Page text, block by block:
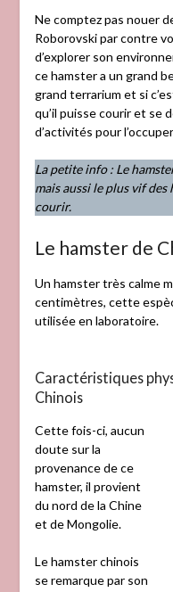
Ne comptez pas nouer
Roborovski par contre
d’explorer son
ce hamster a un grand
grand terrarium et si
qu’il puisse courir et se
d’activités pour
La petite info : Le
mais aussi le plus vif des
courir.
Le hamster de
Un hamster très calme
centimètres, cette
utilisée en laboratoire.
Caractéristiques
Chinois
Cette fois-ci, aucun
doute sur la
provenance de ce
hamster, il provient
du nord de la Chine
et de Mongolie.
Le hamster chinois
se remarque par son